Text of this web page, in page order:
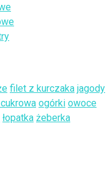
filet z kurczaka jagody
ogórki owoce
łopatka żeberka